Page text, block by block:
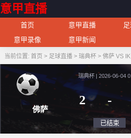
意甲直播
首页 意甲直播
意甲录像
意甲新闻
当前位置: 首页 > 足球直播> 瑞典杯> 佛萨 VS
佛萨
瑞典杯 |
2